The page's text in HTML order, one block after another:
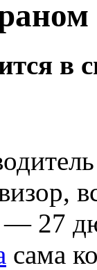
в
— 27
сама